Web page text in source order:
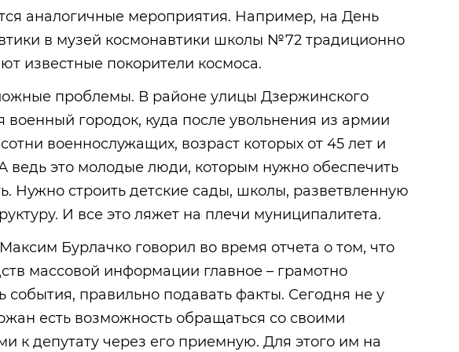
аналогичные мероприятия. Например, на День
в музей космонавтики школы №72 традиционно
известные покорители космоса.
проблемы. В районе улицы Дзержинского
военный городок, куда после увольнения из армии
военнослужащих, возраст которых от 45 лет и
ведь это молодые люди, которым нужно обеспечить
Нужно строить детские сады, школы, разветвленную
И все это ляжет на плечи муниципалитета.
Бурлачко говорил во время отчета о том, что
массовой информации главное – грамотно
события, правильно подавать факты. Сегодня не у
есть возможность обращаться со своими
к депутату через его приемную. Для этого им на